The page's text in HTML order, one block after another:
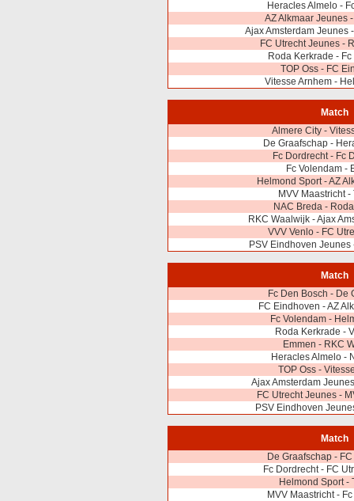
Heracles Almelo -
AZ Alkmaar Jeunes
Ajax Amsterdam Jeunes
FC Utrecht Jeunes -
Roda Kerkrade -
TOP Oss - FC
Vitesse Arnhem -
Match
Almere City -
De Graafschap -
Fc Dordrecht - Fc
Fc Volendam -
Helmond Sport - AZ
MVV Maastricht -
NAC Breda -
RKC Waalwijk - Ajax
VVV Venlo - FC
PSV Eindhoven
Match
Fc Den Bosch - De
FC Eindhoven - AZ
Fc Volendam -
Roda Kerkrade -
Emmen - RKC
Heracles Almelo -
TOP Oss -
Ajax Amsterdam
FC Utrecht Jeunes -
PSV Eindhoven
Match
De Graafschap -
Fc Dordrecht - FC
Helmond Sport -
MVV Maastricht -